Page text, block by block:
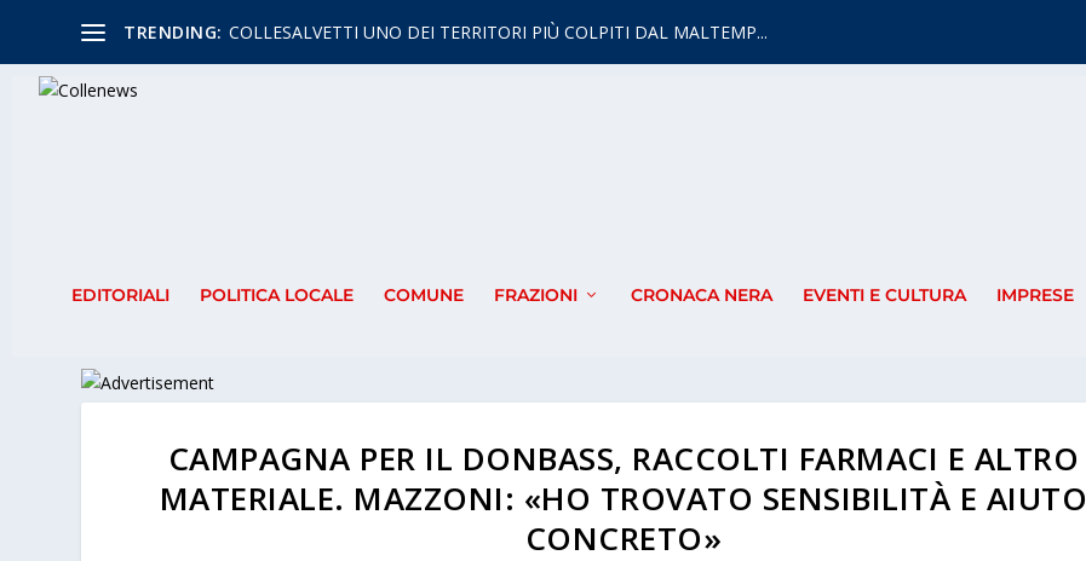
TRENDING: COLLESALVETTI UNO DEI TERRITORI PIÙ COLPITI DAL MALTEMP...
EDITORIALI POLITICA LOCALE COMUNE FRAZIONI CRONACA NERA EVENTI E CULTURA IMPRESE
CAMPAGNA PER IL DONBASS, RACCOLTI FARMACI E ALTRO
MATERIALE. MAZZONI: «HO TROVATO SENSIBILITÀ E AIUTO
CONCRETO»